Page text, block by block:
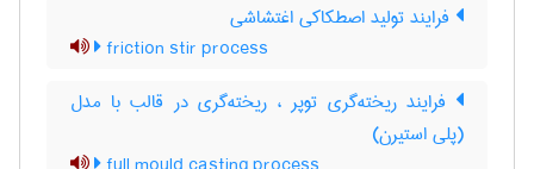
فرایند تولید اصطکاکی اغتشاشی
friction stir process
فرایند ریخته‌گری توپر ، ریخته‌گری در قالب با مدل
(پلی استیرن)